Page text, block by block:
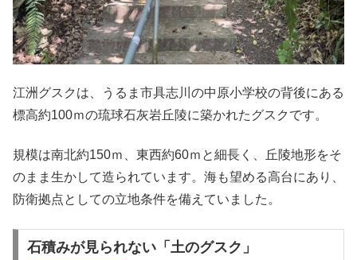
江洲グスクは、うるま市具志川の中原小学校の背後にある
標高約100ｍの琉球石灰岩丘陵に築かれたグスクです。
規模は南北約150ｍ、東西約60ｍと細長く、丘陵地形をそ
のまま生かして造られています。海も望める高台にあり、
防衛拠点としての立地条件を備えていました。
石積みが見られない「土のグスク」